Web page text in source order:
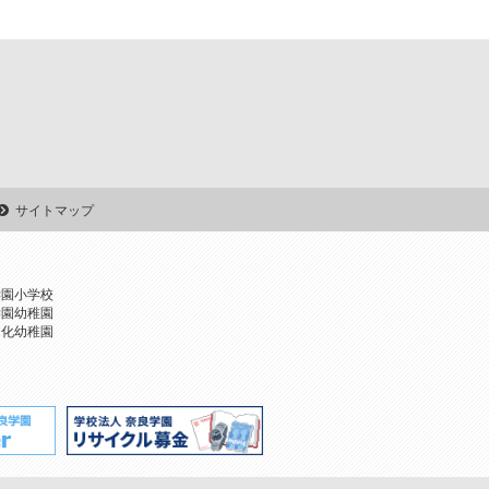
サイトマップ
小学校
幼稚園
幼稚園